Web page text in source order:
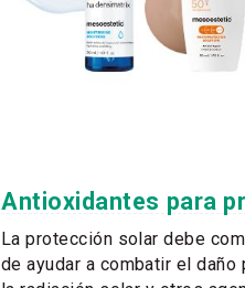
Antioxidantes para
La protección solar debe
de ayudar a combatir el